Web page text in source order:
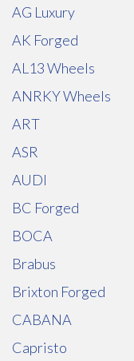
AG Luxury
AK Forged
AL13 Wheels
ANRKY Wheels
ART
ASR
AUDI
BC Forged
BOCA
Brabus
Brixton Forged
CABANA
Capristo